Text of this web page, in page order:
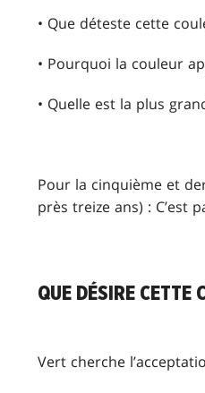
• Que déteste cette
• Pourquoi la couleur
• Quelle est la plus
Pour la cinquième et
près treize ans) : C’est
QUE DÉSIRE CETTE
Vert cherche